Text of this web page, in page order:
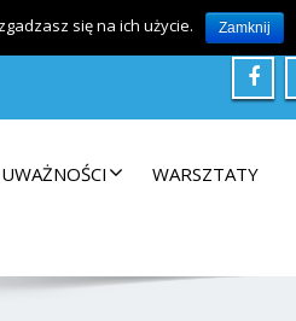
796
WARSZTATY
się na ich użycie. Zamknij